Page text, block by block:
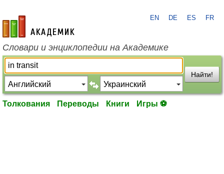
academic.ru
EN DE ES FR
Словари и энциклопедии на Академике
Найти!
Толкования Переводы Книги Игры ⚽